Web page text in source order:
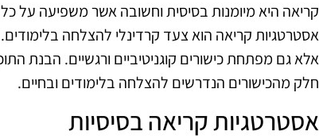
קריאה היא מיומנות בסיסית וחשובה אשר משפיעה על כל
אסטרטגיות קריאה הוא צעד קרדינלי להצלחה
אלא גם מפתחת כישורים קוגניטיביים ורגשיים. הבנת
חלק מהכישורים הנדרשים להצלחה בלימודים ובחיים.
אסטרטגיות קריאה בסיסיות